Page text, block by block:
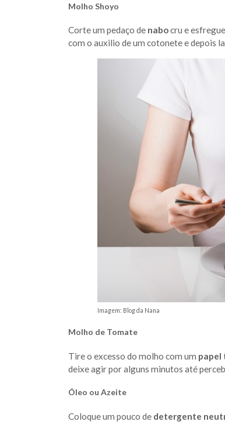
Molho Shoyo
Corte um pedaço de nabocru e
com o auxilio de um cotonete e depois
Imagem: Blog da Nana
Molho de Tomate
Tire o excesso do molho com um papel
deixe agir por alguns minutos até
Óleo ou Azeite
Coloque um pouco de detergente